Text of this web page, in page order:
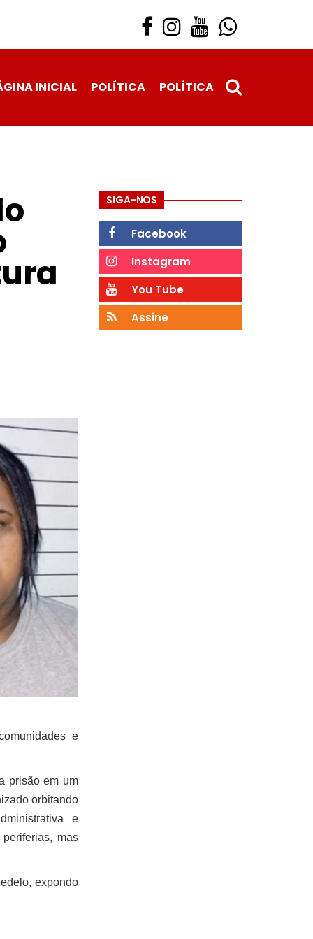
INICIAL POLÍTICA POLÍTICA
e
prisão em um
orbitando
e
mas
expondo
SIGA-NOS
Facebook
Instagram
You Tube
Assine